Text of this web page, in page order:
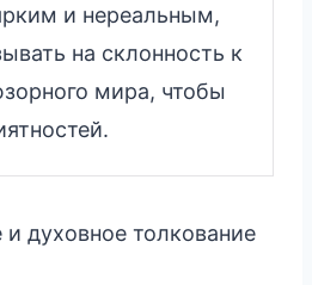
и нереальным,
на склонность к
мира, чтобы
духовное толкование